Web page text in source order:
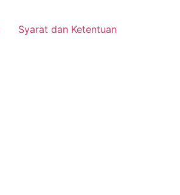
Syarat dan Ketentuan